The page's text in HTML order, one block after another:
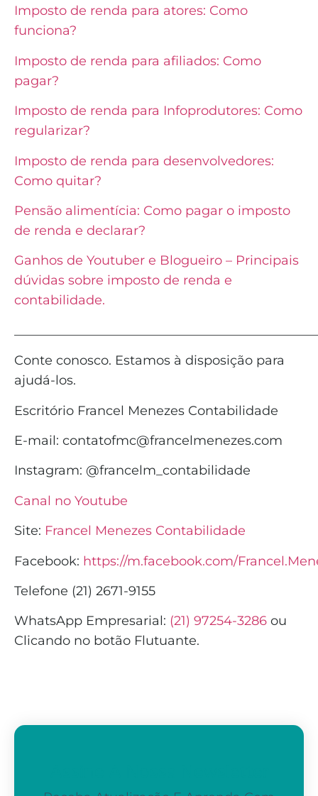
Imposto de renda para atores: Como
funciona?
Imposto de renda para afiliados: Como
pagar?
Imposto de renda para Infoprodutores: Como
regularizar?
Imposto de renda para desenvolvedores:
Como quitar?
Pensão alimentícia: Como pagar o imposto
de renda e declarar?
Ganhos de Youtuber e Blogueiro – Principais
dúvidas sobre imposto de renda e
contabilidade.
Conte conosco. Estamos à disposição para
ajudá-los.
Escritório Francel Menezes Contabilidade
E-mail: contatofmc@francelmenezes.com
Instagram: @francelm_contabilidade
Canal no Youtube
Site: Francel Menezes Contabilidade
Facebook: https://m.facebook.com/
Telefone (21) 2671-9155
WhatsApp Empresarial: (21) 97254-3286 ou
Clicando no botão Flutuante.